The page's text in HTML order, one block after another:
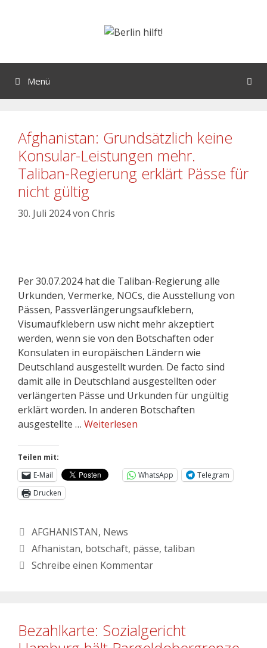
Menü
Afghanistan: Grundsätzlich keine
Konsular-Leistungen mehr.
Taliban-Regierung erklärt Pässe für
nicht gültig
30. Juli 2024von Chris
Per 30.07.2024 hat die Taliban-Regierung alle
Urkunden, Vermerke, NOCs, die Ausstellung von
Pässen, Passverlängerungsaufklebern,
Visumaufklebern usw nicht mehr akzeptiert
werden, wenn sie von den Botschaften oder
Konsulaten in europäischen Ländern wie
Deutschland ausgestellt wurden. De facto sind
damit alle in Deutschland ausgestellten oder
verlängerten Pässe und Urkunden für ungültig
erklärt worden. In anderen Botschaften
ausgestellte … Weiterlesen
Teilen mit:
E-Mail
WhatsApp
Telegram
Drucken
AFGHANISTAN, News
Afhanistan, botschaft, pässe, taliban
Schreibe einen Kommentar
Bezahlkarte: Sozialgericht